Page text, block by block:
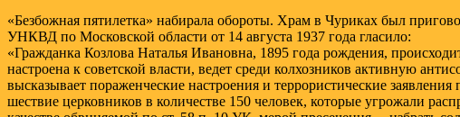
«Безбожная пятилетка» набирала обороты. Храм в Чуриках был
УНКВД по Московской области от 14 августа 1937 года гласило:
«Гражданка Козлова Наталья Ивановна, 1895 года рождения,
настроена к советской власти, ведет среди колхозников активную
высказывает пораженческие настроения и террористические
шествие церковников в количестве 150 человек, которые угрожали